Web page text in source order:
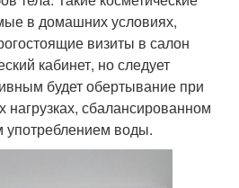
в домашних условиях,
визиты в салон
кабинет, но следует
будет обертывание при
нагрузках, сбалансированном
употреблением воды.